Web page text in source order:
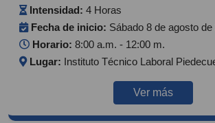
Intensidad: 4 Horas
Fecha de inicio: Sábado 8 de agosto de
Horario: 8:00 a.m. - 12:00 m.
Lugar: Instituto Técnico Laboral
Ver más